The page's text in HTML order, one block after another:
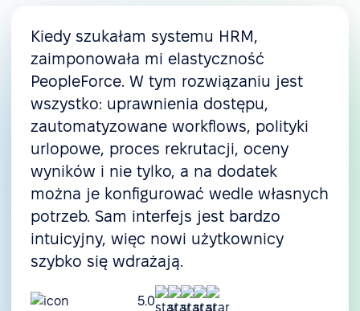
urlopowe
Onboarding
Preboarding
Onboarding
Offboarding
Zarządzanie zasobami i operacjami
Zarządzanie zadaniami
Zarządzanie
dokumentacją
Szablony dokumentów
Kiedy szukałam systemu HRM,
zaimponowała mi elastyczność
PeopleForce. W tym rozwiązaniu jest
wszystko: uprawnienia dostępu,
zautomatyzowane workflows, polityki
urlopowe, proces rekrutacji, oceny
wyników i nie tylko, a na dodatek
można je konfigurować wedle własnych
potrzeb. Sam interfejs jest bardzo
intuicyjny, więc nowi użytkownicy
szybko się wdrażają.
5.0